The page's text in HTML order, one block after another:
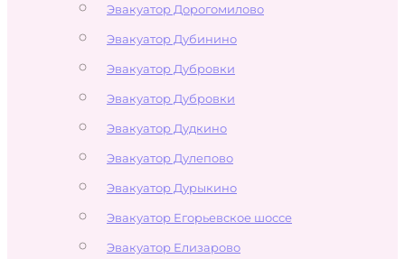
Эвакуатор Дорогомилово
Эвакуатор Дубинино
Эвакуатор Дубровки
Эвакуатор Дубровки
Эвакуатор Дудкино
Эвакуатор Дулепово
Эвакуатор Дурыкино
Эвакуатор Егорьевское шоссе
Эвакуатор Елизарово